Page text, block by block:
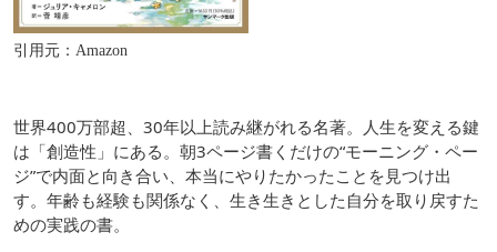
引用元：Amazon
世界400万部超、30年以上読み継がれる名著。人生を変える鍵
は「創造性」にある。朝3ページ書くだけの“モーニング・ペー
ジ”で内面と向き合い、本当にやりたかったことを見つけ出
す。年齢も経験も関係なく、生き生きとした自分を取り戻すた
めの実践の書。